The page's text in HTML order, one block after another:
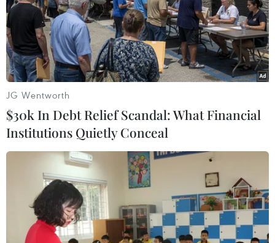
HLV Park Hang Seo bất ngờ loại Anh Đức,
Văn Quyết khỏi Asian Cup
18/12/2018 04:33
Huấn luyện viên Park Hang-seo một lần nữa đã khiến
JG Wentworth
$30k In Debt Relief Scandal: What Financial
Institutions Quietly Conceal